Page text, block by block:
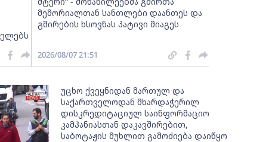
მემორიალთან სანთლები დაანთეს და
გმირების ხსოვნას პატივი მიაგეს
2026/08/07 21:51
უცხო ქვეყნიდან მართულ და
საქართველოდან მხარდაჭერილ
დისკრედიტაციულ საინფორმაციო
კამპანიასთან დაკავშირებით,
საბოტაჟის მუხლით გამოძიება დაიწყო